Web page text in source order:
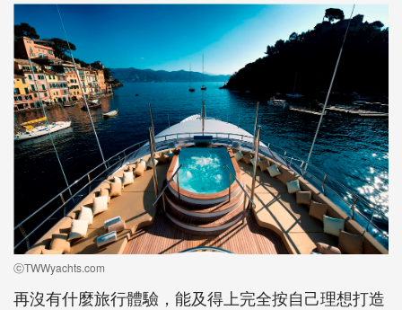
ⓒTWWyachts.com
再沒有什麼旅行體驗，能及得上完全按自己理想打造